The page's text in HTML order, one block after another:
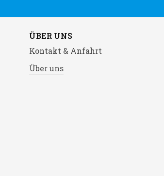
ÜBER UNS
Kontakt & Anfahrt
Über uns